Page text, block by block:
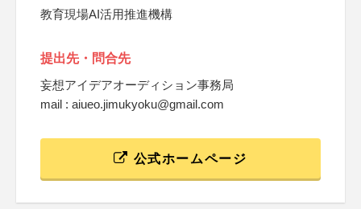
教育現場AI活用推進機構
提出先・問合先
妄想アイデアオーディション事務局
mail : aiueo.jimukyoku@gmail.com
公式ホームページ